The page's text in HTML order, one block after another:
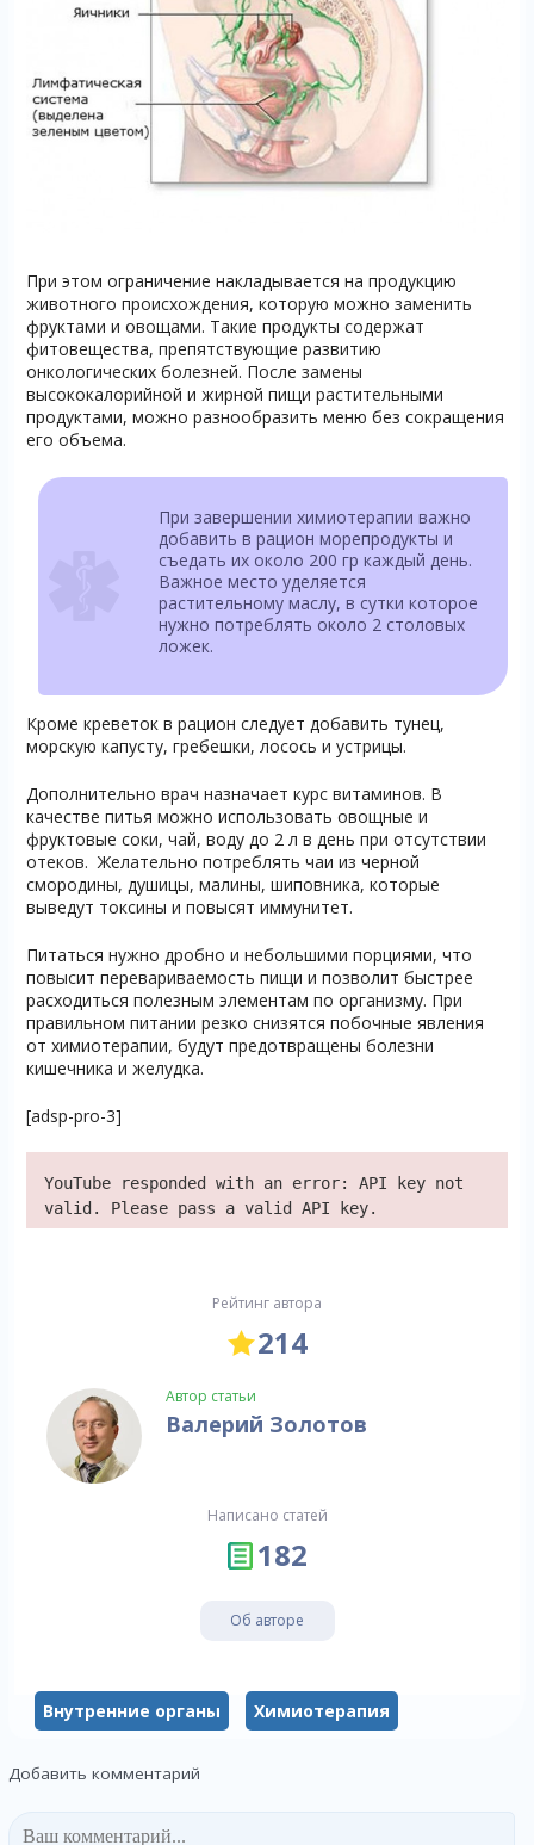
При этом ограничение накладывается на продукцию
животного происхождения, которую можно заменить
фруктами и овощами. Такие продукты содержат
фитовещества, препятствующие развитию
онкологических болезней. После замены
высококалорийной и жирной пищи растительными
продуктами, можно разнообразить меню без сокращения
его объема.
При завершении химиотерапии важно
добавить в рацион морепродукты и
съедать их около 200 гр каждый день.
Важное место уделяется
растительному маслу, в сутки которое
нужно потреблять около 2 столовых
ложек.
Кроме креветок в рацион следует добавить тунец,
морскую капусту, гребешки, лосось и устрицы.
Дополнительно врач назначает курс витаминов. В
качестве питья можно использовать овощные и
фруктовые соки, чай, воду до 2 л в день при отсутствии
отеков. Желательно потреблять чаи из черной
смородины, душицы, малины, шиповника, которые
выведут токсины и повысят иммунитет.
Питаться нужно дробно и небольшими порциями, что
повысит перевариваемость пищи и позволит быстрее
расходиться полезным элементам по организму. При
правильном питании резко снизятся побочные явления
от химиотерапии, будут предотвращены болезни
кишечника и желудка.
[adsp-pro-3]
YouTube responded with an error: API key not
valid. Please pass a valid API key.
Рейтинг автора
214
Автор статьи
Валерий Золотов
Написано статей
182
Об авторе
Внутренние органы Химиотерапия
Добавить комментарий